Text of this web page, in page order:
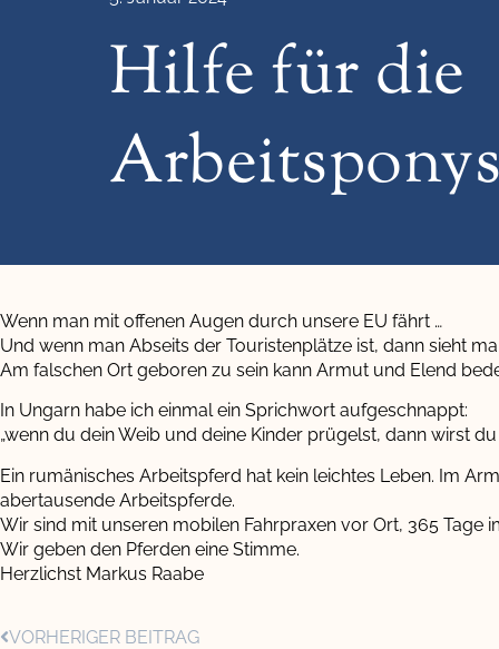
Hilfe für die
Wenn man mit offenen Augen durch unsere EU fährt …
Und wenn man Abseits der Touristenplätze ist, dann sieht
Am falschen Ort geboren zu sein kann Armut und Elend
In Ungarn habe ich einmal ein Sprichwort aufgeschnappt:
„wenn du dein Weib und deine Kinder prügelst, dann wirst
Ein rumänisches Arbeitspferd hat kein leichtes Leben. Im
abertausende Arbeitspferde.
Wir sind mit unseren mobilen Fahrpraxen vor Ort, 365 Tage
Wir geben den Pferden eine Stimme.
Herzlichst Markus Raabe
VORHERIGER BEITRAG